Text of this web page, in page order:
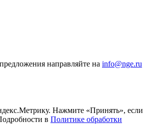
направляйте на info@nge.ru
Нажмите «Принять», если
в Политике обработки